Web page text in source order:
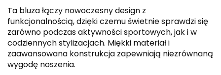
Ta bluza łączy nowoczesny design z
funkcjonalnością, dzięki czemu świetnie sprawdzi się
zarówno podczas aktywności sportowych, jak i w
codziennych stylizacjach. Miękki materiał i
zaawansowana konstrukcja zapewniają niezrównaną
wygodę noszenia.